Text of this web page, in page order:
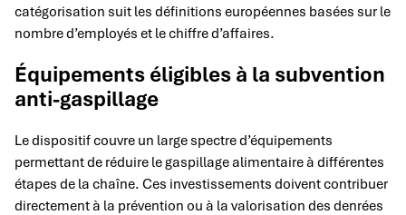
catégorisation suit les définitions européennes basées sur le
nombre d’employés et le chiffre d’affaires.
Équipements éligibles à la subvention
anti-gaspillage
Le dispositif couvre un large spectre d’équipements
permettant de réduire le gaspillage alimentaire à différentes
étapes de la chaîne. Ces investissements doivent contribuer
directement à la prévention ou à la valorisation des denrées